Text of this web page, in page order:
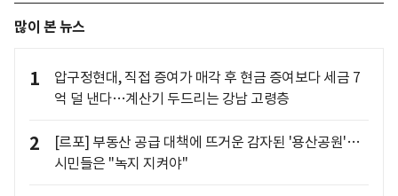
많이 본 뉴스
1
압구정현대, 직접 증여가 매각 후 현금 증여보다 세금 7
억 덜 낸다…계산기 두드리는 강남 고령층
2
[르포] 부동산 공급 대책에 뜨거운 감자된 '용산공원'…
시민들은 "녹지 지켜야"